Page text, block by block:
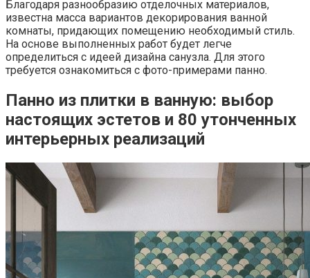
Благодаря разнообразию отделочных материалов,
известна масса вариантов декорирования ванной
комнаты, придающих помещению необходимый стиль.
На основе выполненных работ будет легче
определиться с идеей дизайна санузла. Для этого
требуется ознакомиться с фото-примерами панно.
Панно из плитки в ванную: выбор
настоящих эстетов и 80 утонченных
интерьерных реализаций